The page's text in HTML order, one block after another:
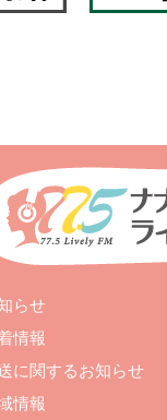
らせ
情報
に関するお知らせ
情報